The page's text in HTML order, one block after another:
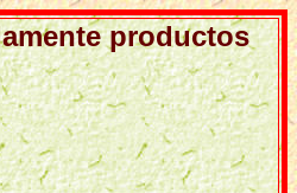
productos